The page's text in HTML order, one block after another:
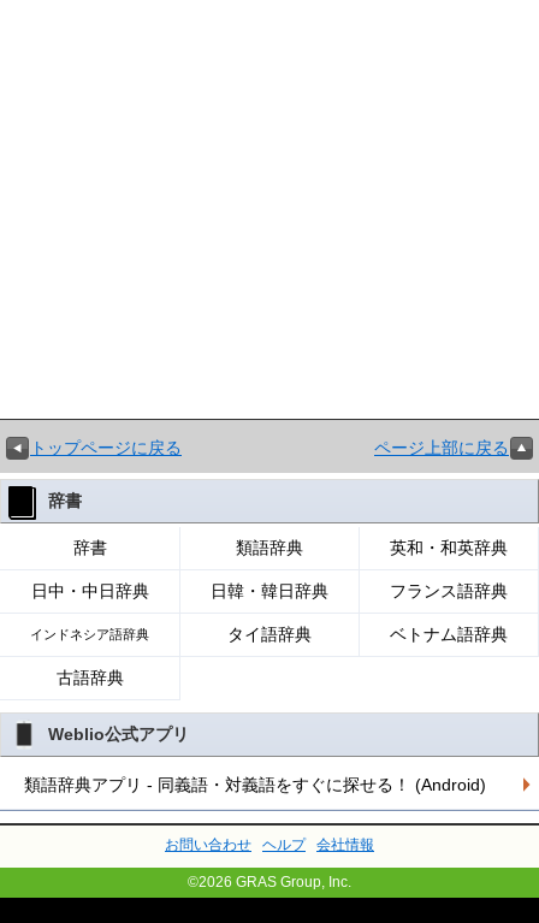
トップページに戻る ページ上部に戻る
辞書
辞書 類語辞典 英和・和英辞典
日中・中日辞典 日韓・韓日辞典 フランス語辞典
インドネシア語辞典 タイ語辞典 ベトナム語辞典
古語辞典
Weblio公式アプリ
類語辞典アプリ - 同義語・対義語をすぐに探せる！ (Android)
お問い合わせ ヘルプ 会社情報
©2026 GRAS Group, Inc.